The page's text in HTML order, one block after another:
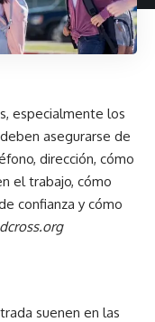
especialmente los
asegurarse de
dirección, cómo
el trabajo, cómo
confianza y cómo
suenen en las